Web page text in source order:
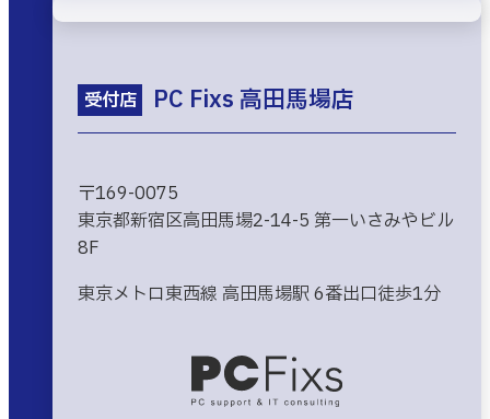
受付店 PC Fixs 高田馬場店
〒169-0075
東京都新宿区高田馬場2-14-5 第一いさみやビル
8F
東京メトロ東西線 高田馬場駅 6番出口徒歩1分